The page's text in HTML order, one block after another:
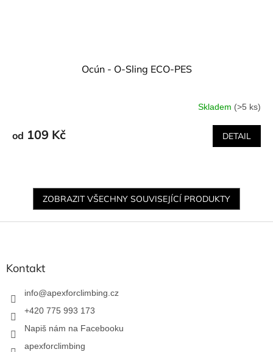
Ocún - O-Sling ECO-PES
Skladem (>5 ks)
od 109 Kč DETAIL
ZOBRAZIT VŠECHNY SOUVISEJÍCÍ PRODUKTY
Z
Kontakt
info@apexforclimbing.cz
+420 775 993 173
Napiš nám na Facebooku
apexforclimbing